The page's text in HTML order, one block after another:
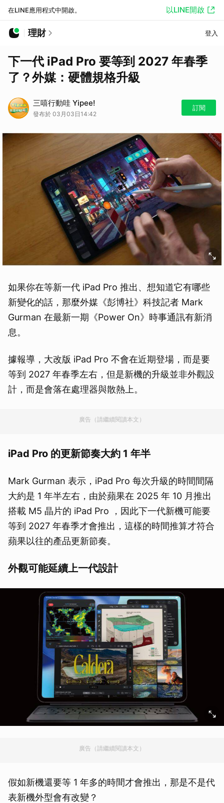
在LINE應用程式中開啟。 以LINE開啟
理財 登入
下一代 iPad Pro 要等到 2027 年春季
了？外媒：硬體規格升級
三嘻行動哇 Yipee!
發布於 03月03日14:42
訂閱
如果你在等新一代 iPad Pro 推出、想知道它有哪些
新變化的話，那麼外媒《彭博社》科技記者 Mark
Gurman 在最新一期《Power On》時事通訊有新消
息。
據報導，大改版 iPad Pro 不會在近期登場，而是要
等到 2027 年春季左右，但是新機的升級並非外觀設
計，而是會落在處理器與散熱上。
廣告（請繼續閱讀本文）
iPad Pro 的更新節奏大約 1 年半
Mark Gurman 表示，iPad Pro 每次升級的時間間隔
大約是 1 年半左右，由於蘋果在 2025 年 10 月推出
搭載 M5 晶片的 iPad Pro ，因此下一代新機可能要
等到 2027 年春季才會推出，這樣的時間推算才符合
蘋果以往的產品更新節奏。
外觀可能延續上一代設計
廣告（請繼續閱讀本文）
假如新機還要等 1 年多的時間才會推出，那是不是代
表新機外型會有改變？